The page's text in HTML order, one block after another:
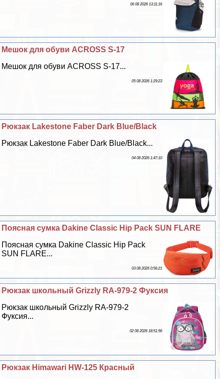
06 08 2026 13:11:16
Мешок для обуви ACROSS S-17
Мешок для обуви ACROSS S-17...
05 08 2026 1:29:23
Рюкзак Lakestone Faber Dark Blue/Black
Рюкзак Lakestone Faber Dark Blue/Black...
04 08 2026 1:47:10
Поясная сумка Dakine Classic Hip Pack SUN FLARE
Поясная сумка Dakine Classic Hip Pack
SUN FLARE...
03 08 2026 0:56:21
Рюкзак школьный Grizzly RA-979-2 Фуксия
Рюкзак школьный Grizzly RA-979-2
Фуксия...
02 08 2026 18:51:56
Рюкзак Himawari HW-125 Красный